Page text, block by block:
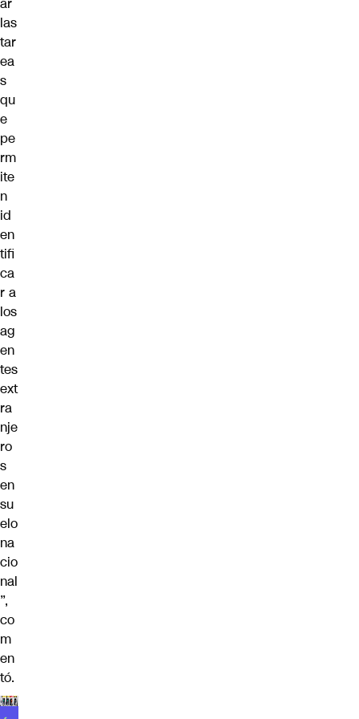
las
tar
ea
s
qu
e
pe
rm
ite
n
id
en
tifi
ca
r a
los
ag
en
tes
ext
ra
nje
ro
s
en
su
elo
na
cio
nal
”,
co
m
en
tó.